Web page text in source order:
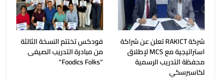
شركة RAKICT تعلن عن شراكة
استراتيجية مع MCS لإطلاق
محفظة التدريب الرسمية
لكاسبرسكي
فودكس تختتم النسخة الثالثة
من مبادرة التدريب الصيفى
"Foodics Folks"